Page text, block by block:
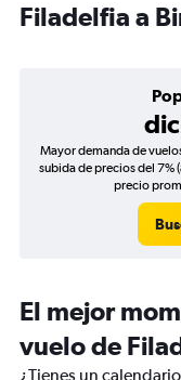
Filadelfia a
Mayor demanda de
subida de precios del 7%
precio
El mejor
vuelo de
¿Tienes un